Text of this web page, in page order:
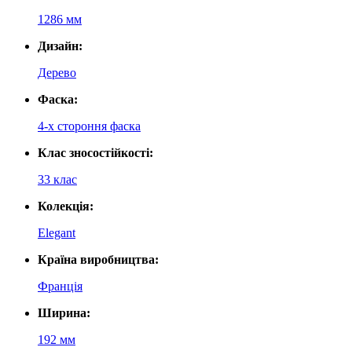
1286 мм
Дизайн:
Дерево
Фаска:
4-х стороння фаска
Клас зносостійкості:
33 клас
Колекція:
Elegant
Країна виробництва:
Франція
Ширина:
192 мм